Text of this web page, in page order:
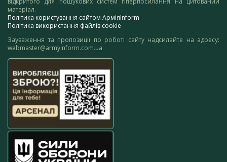
матеріал.
Політика користування сайтом АрміяInform
Політика використання файлів cookie
Зауваження та пропозиції по роботі сайту надсилайте на адресу:
webmaster@armyinform.com.ua